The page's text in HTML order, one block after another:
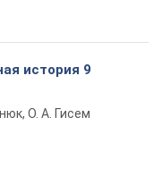
история 9
О. А. Гисем